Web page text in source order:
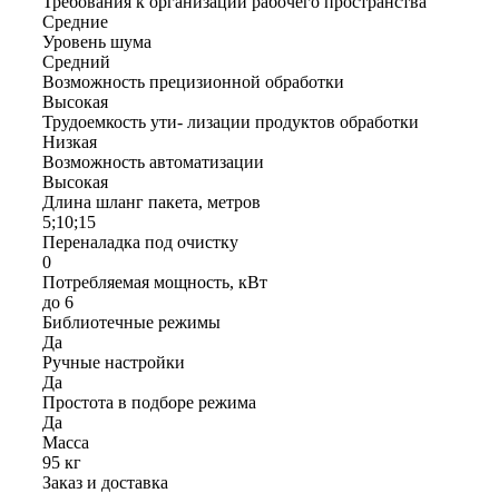
Средние
Уровень шума
Средний
Возможность прецизионной обработки
Высокая
Трудоемкость ути- лизации продуктов обработки
Низкая
Возможность автоматизации
Высокая
Длина шланг пакета, метров
5;10;15
Переналадка под очистку
0
Потребляемая мощность, кВт
до 6
Библиотечные режимы
Да
Ручные настройки
Да
Простота в подборе режима
Да
Масса
95 кг
Заказ и доставка